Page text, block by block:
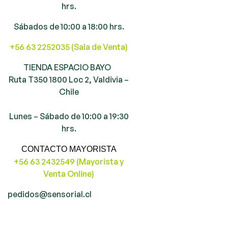
hrs.
Sábados de 10:00 a 18:00 hrs.
+56 63 2252035 (Sala de Venta)
TIENDA ESPACIO BAYO
Ruta T350 1800 Loc 2, Valdivia –
Chile
Lunes – Sábado de 10:00 a 19:30
hrs.
CONTACTO MAYORISTA
+56 63 2432549 (Mayorista y
Venta Online)
pedidos@sensorial.cl